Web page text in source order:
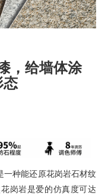
，给墙体涂
态
一种能还原花岗岩石材纹
花岗岩是爱的仿真度可达